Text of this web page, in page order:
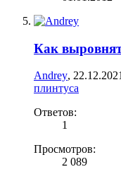
Как
Аndreу,
плинтуса
Ответов:
1
Просмотров:
2 089